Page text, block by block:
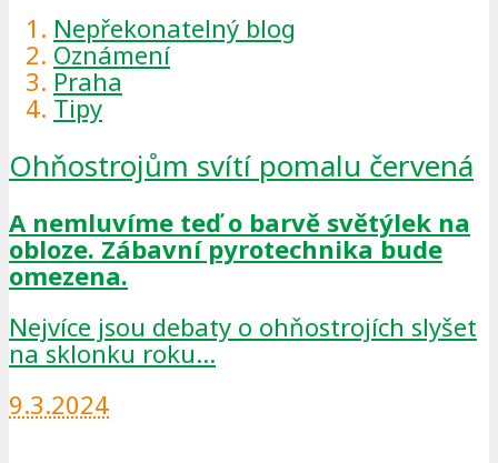
Nepřekonatelný blog
Oznámení
Praha
Tipy
Ohňostrojům svítí pomalu červená
A nemluvíme teď o barvě světýlek na
obloze. Zábavní pyrotechnika bude
omezena.
Nejvíce jsou debaty o ohňostrojích slyšet
na sklonku roku…
9.3.2024